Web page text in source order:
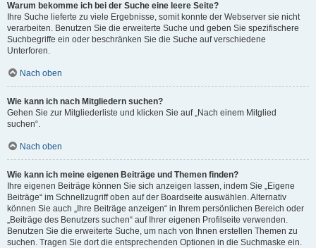
Warum bekomme ich bei der Suche eine leere Seite?
Ihre Suche lieferte zu viele Ergebnisse, somit konnte der Webserver sie nicht
verarbeiten. Benutzen Sie die erweiterte Suche und geben Sie spezifischere
Suchbegriffe ein oder beschränken Sie die Suche auf verschiedene
Unterforen.
Nach oben
Wie kann ich nach Mitgliedern suchen?
Gehen Sie zur Mitgliederliste und klicken Sie auf „Nach einem Mitglied
suchen“.
Nach oben
Wie kann ich meine eigenen Beiträge und Themen finden?
Ihre eigenen Beiträge können Sie sich anzeigen lassen, indem Sie „Eigene
Beiträge“ im Schnellzugriff oben auf der Boardseite auswählen. Alternativ
können Sie auch „Ihre Beiträge anzeigen“ in Ihrem persönlichen Bereich oder
„Beiträge des Benutzers suchen“ auf Ihrer eigenen Profilseite verwenden.
Benutzen Sie die erweiterte Suche, um nach von Ihnen erstellen Themen zu
suchen. Tragen Sie dort die entsprechenden Optionen in die Suchmaske ein.